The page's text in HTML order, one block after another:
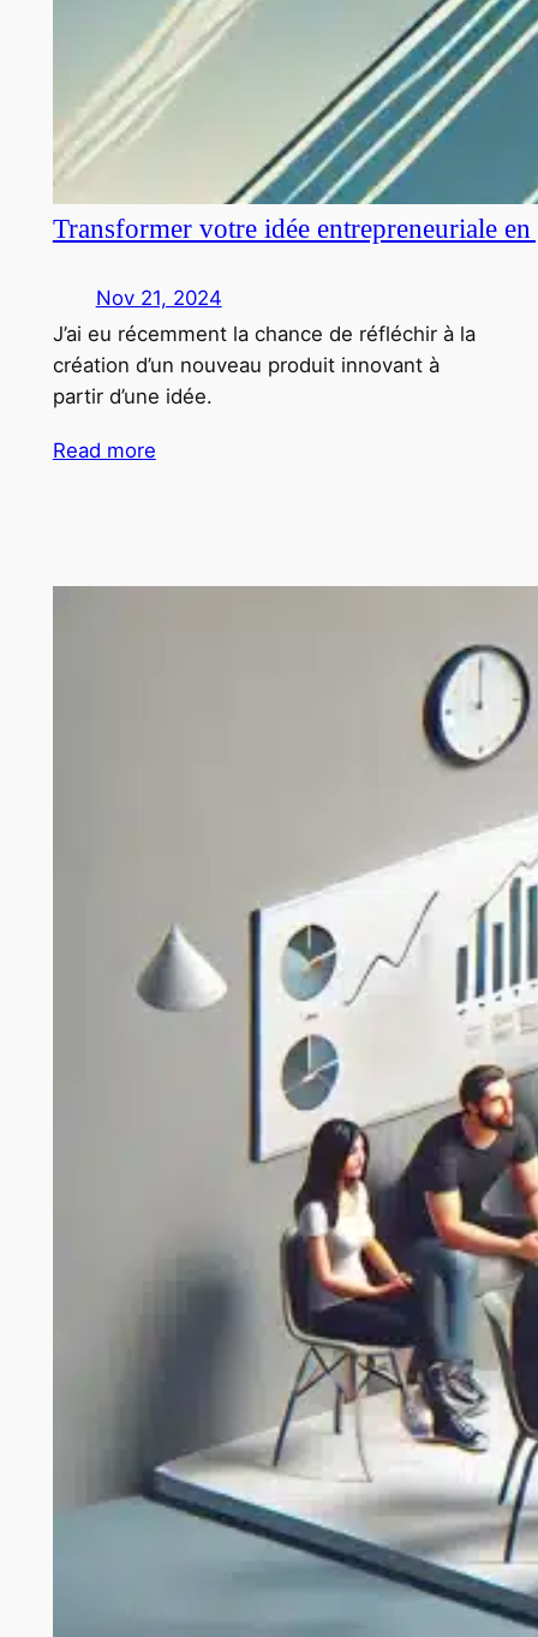
Transformer votre idée entrepreneuriale
Nov 21, 2024
J’ai eu récemment la chance de réfléchir à la
création d’un nouveau produit innovant à
partir d’une idée.
Read more